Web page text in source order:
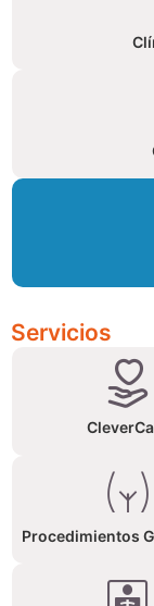
Servicios
Procedimientos